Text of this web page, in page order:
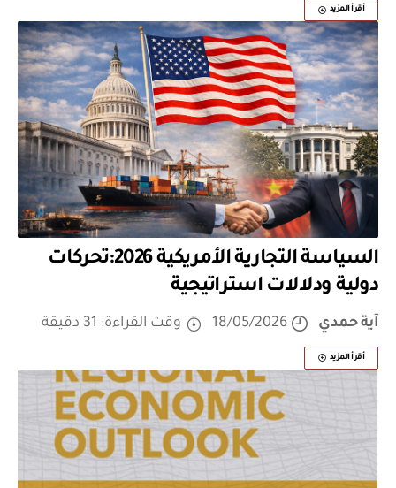
أقرأ المزيد
السياسة التجارية الأمريكية 2026:تحركات
دولية ودلالات استراتيجية
آية حمدي 18/05/2026 وقت القراءة: 31 دقيقة
أقرأ المزيد